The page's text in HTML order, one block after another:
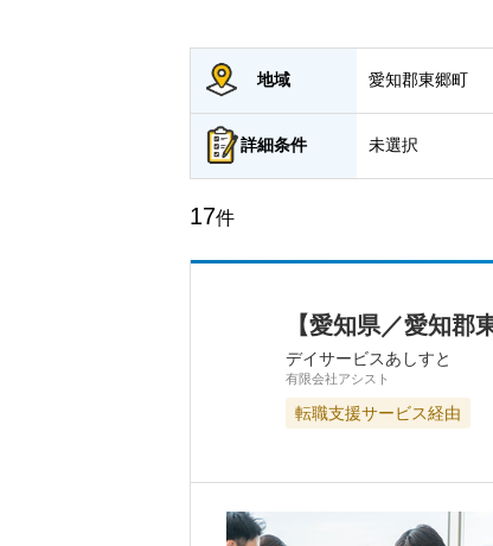
地域 愛知郡東郷町
詳細条件 未選択
17件
【愛知県／愛知
デイサービスあしすと
有限会社アシスト
転職支援サービス経由